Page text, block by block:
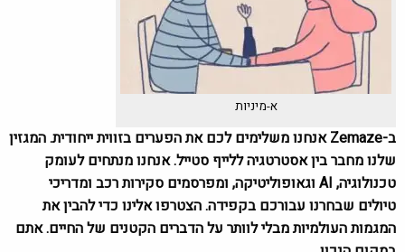
א-מיניות
ב-Zemaze אנחנו משלימים לכם את הפערים בזווית ייחודית. המגזין
שלנו מחבר בין אסטרטגיה ללייף סטייל. אנחנו מנתחים לעומק
טכנולוגיה, AI וגאופוליטיקה, ומפרסמים סקירות רכב ומדריכי
טיולים שבחרנו עבורכם בקפידה. הצטרפו אלינו כדי להבין את
המגמות העולמיות מבלי לוותר על הדברים הקטנים של החיים. אתם